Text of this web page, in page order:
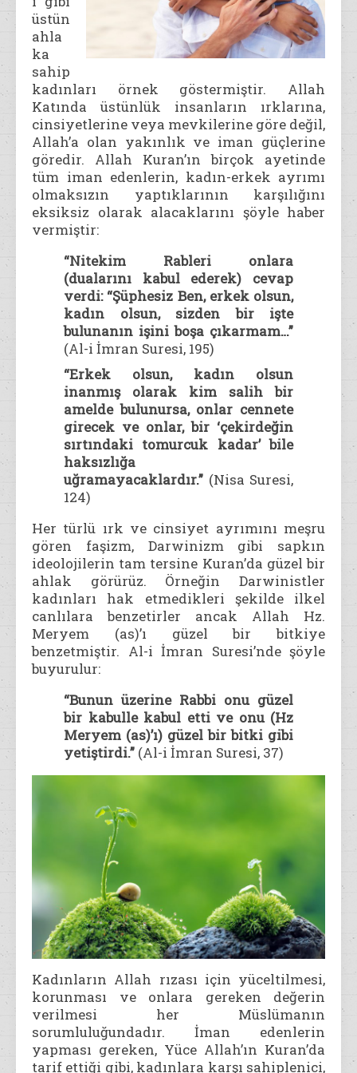
üstün
ahla
ka
sahip
kadınları örnek göstermiştir. Allah
Katında üstünlük insanların ırklarına,
cinsiyetlerine veya mevkilerine göre değil,
Allah’a olan yakınlık ve iman güçlerine
göredir. Allah Kuran’ın birçok ayetinde
tüm iman edenlerin, kadın-erkek ayrımı
olmaksızın yaptıklarının karşılığını
eksiksiz olarak alacaklarını şöyle haber
vermiştir:
“Nitekim Rableri onlara
(dualarını kabul ederek) cevap
verdi: “Şüphesiz Ben, erkek olsun,
kadın olsun, sizden bir işte
bulunanın işini boşa çıkarmam…”
(Al-i İmran Suresi, 195)
“Erkek olsun, kadın olsun
inanmış olarak kim salih bir
amelde bulunursa, onlar cennete
girecek ve onlar, bir ‘çekirdeğin
sırtındaki tomurcuk kadar’ bile
haksızlığa
uğramayacaklardır.” (Nisa Suresi,
124)
Her türlü ırk ve cinsiyet ayrımını meşru
gören faşizm, Darwinizm gibi sapkın
ideolojilerin tam tersine Kuran’da güzel bir
ahlak görürüz. Örneğin Darwinistler
kadınları hak etmedikleri şekilde ilkel
canlılara benzetirler ancak Allah Hz.
Meryem (as)’ı güzel bir bitkiye
benzetmiştir. Al-i İmran Suresi’nde şöyle
buyurulur:
“Bunun üzerine Rabbi onu güzel
bir kabulle kabul etti ve onu (Hz
Meryem (as)’ı) güzel bir bitki gibi
yetiştirdi.” (Al-i İmran Suresi, 37)
Kadınların Allah rızası için yüceltilmesi,
korunması ve onlara gereken değerin
verilmesi her Müslümanın
sorumluluğundadır. İman edenlerin
yapması gereken, Yüce Allah’ın Kuran’da
tarif ettiği gibi, kadınlara karşı sahiplenici,